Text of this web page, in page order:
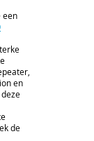
een
en
de